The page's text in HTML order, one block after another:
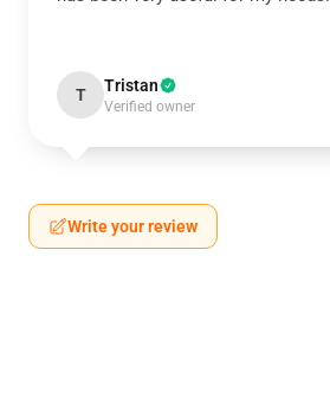
T Tristan
Verified owner
Write your review